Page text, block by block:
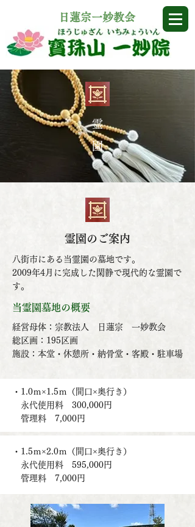
​日蓮宗一妙教会
霊 園
霊園のご案内
八街市にある当霊園の墓地です。
2009年4月に完成した閑静で現代的な霊園で
す。
当霊園墓地の概要
経営母体：宗教法人 日蓮宗 一妙教会
総区画：195区画
施設：本堂・休憩所・納骨堂・客殿・駐車場
・1.0ｍ×1.5ｍ（間口×奥行き）
永代使用料 300,000円
管理料 7,000円
・1.5ｍ×2.0ｍ（間口×奥行き）
永代使用料 595,000円
管理料 7,000円